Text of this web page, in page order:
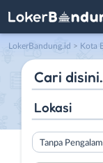
LokerBandung.id > Kota
Lokasi
Tanpa